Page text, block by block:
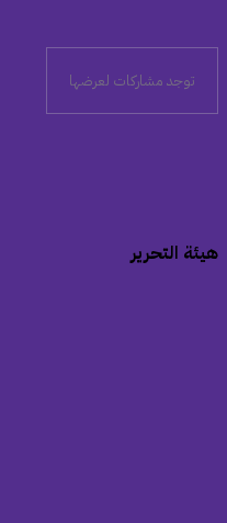
توجد مشاركات لعرضها
هيئة التحرير